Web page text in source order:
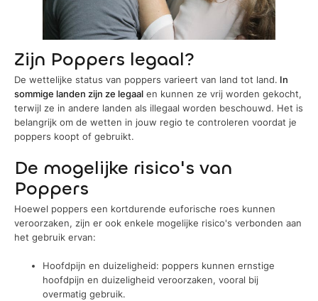
Zijn Poppers legaal?
De wettelijke status van poppers varieert van land tot land. In
sommige landen zijn ze legaal en kunnen ze vrij worden gekocht,
terwijl ze in andere landen als illegaal worden beschouwd. Het is
belangrijk om de wetten in jouw regio te controleren voordat je
poppers koopt of gebruikt.
De mogelijke risico's van
Poppers
Hoewel poppers een kortdurende euforische roes kunnen
veroorzaken, zijn er ook enkele mogelijke risico's verbonden aan
het gebruik ervan:
Hoofdpijn en duizeligheid: poppers kunnen ernstige
hoofdpijn en duizeligheid veroorzaken, vooral bij
overmatig gebruik.